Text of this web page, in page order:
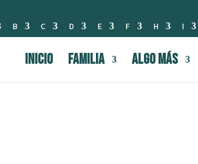
B C D E F H I
INICIO FAMILIA Algo Más